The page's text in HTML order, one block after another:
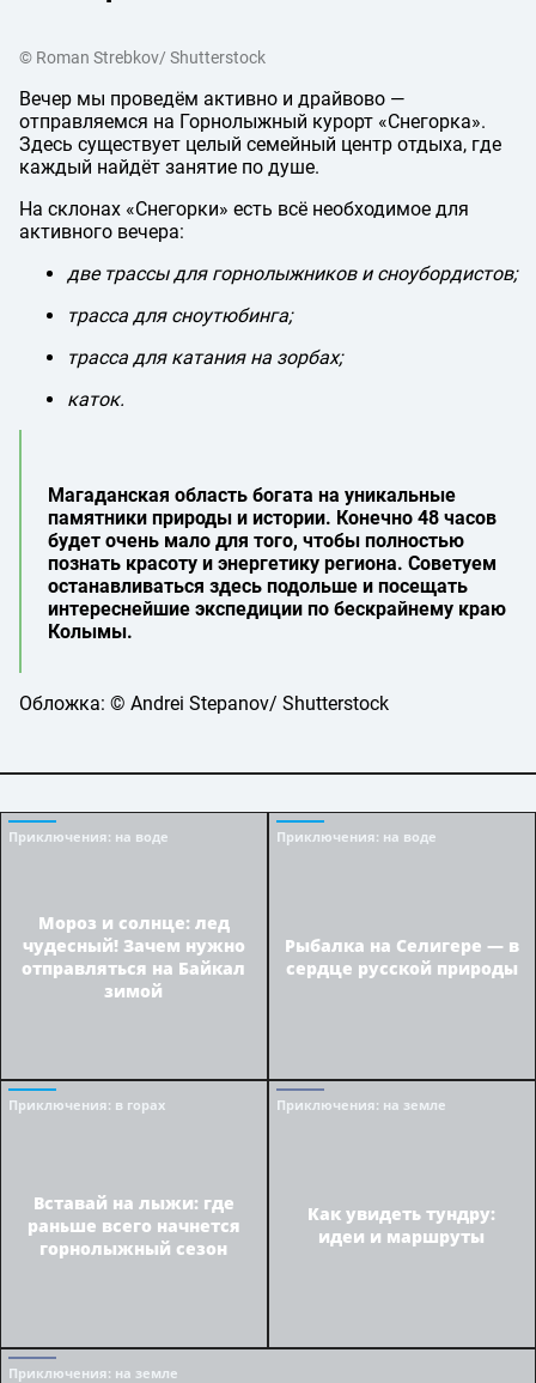
© Roman Strebkov/ Shutterstock
Вечер мы проведём активно и драйвово —
отправляемся на Горнолыжный курорт «Снегорка».
Здесь существует целый семейный центр отдыха, где
каждый найдёт занятие по душе.
На склонах «Снегорки» есть всё необходимое для
активного вечера:
две трассы для горнолыжников и сноубордистов;
трасса для сноутюбинга;
трасса для катания на зорбах;
каток.
Магаданская область богата на уникальные
памятники природы и истории. Конечно 48 часов
будет очень мало для того, чтобы полностью
познать красоту и энергетику региона. Советуем
останавливаться здесь подольше и посещать
интереснейшие экспедиции по бескрайнему краю
Колымы.
Обложка: © Andrei Stepanov/ Shutterstock
Приключения: на воде
Мороз и солнце: лед
чудесный! Зачем нужно
отправляться на Байкал
зимой
Приключения: на воде
Рыбалка на Селигере — в
сердце русской природы
Приключения: в горах
Вставай на лыжи: где
раньше всего начнется
горнолыжный сезон
Приключения: на земле
Как увидеть тундру:
идеи и маршруты
Приключения: на земле